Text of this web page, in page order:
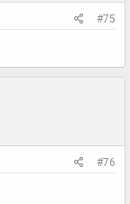
#75
#76